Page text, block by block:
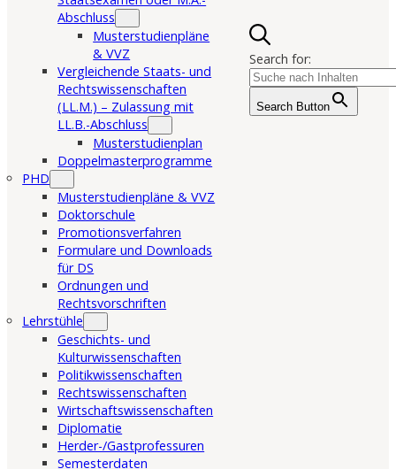
Abschluss
Musterstudienpläne
& VVZ
Vergleichende Staats- und
Rechtswissenschaften
(LL.M.) – Zulassung mit
LL.B.-Abschluss
Musterstudienplan
Doppelmasterprogramme
PHD
Musterstudienpläne & VVZ
Doktorschule
Promotionsverfahren
Formulare und Downloads
für DS
Ordnungen und
Rechtsvorschriften
Lehrstühle
Geschichts- und
Kulturwissenschaften
Politikwissenschaften
Rechtswissenschaften
Wirtschaftswissenschaften
Diplomatie
Herder-/Gastprofessuren
Semesterdaten
Search for:
Search Button